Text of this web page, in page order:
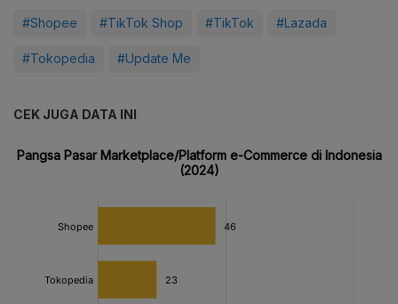
#Shopee #TikTok Shop #TikTok #Lazada
#Tokopedia #Update Me
CEK JUGA DATA INI